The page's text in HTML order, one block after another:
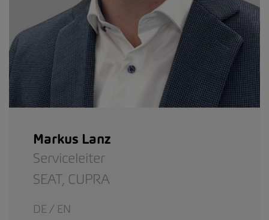
Markus Lanz
Serviceleiter
SEAT, CUPRA
DE / EN